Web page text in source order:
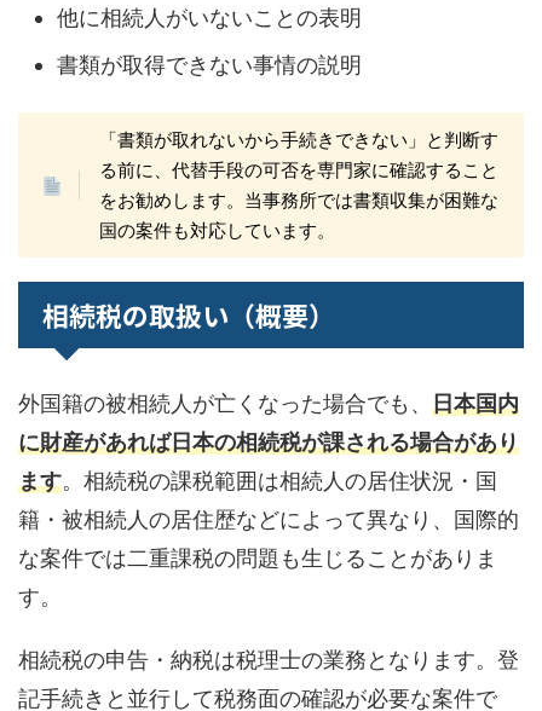
他に相続人がいないことの表明
書類が取得できない事情の説明
「書類が取れないから手続きできない」と判断す
る前に、代替手段の可否を専門家に確認すること
をお勧めします。当事務所では書類収集が困難な
国の案件も対応しています。
相続税の取扱い（概要）
外国籍の被相続人が亡くなった場合でも、 日本国内
に財産があれば日本の相続税が課される場合があり
ます。相続税の課税範囲は相続人の居住状況・国
籍・被相続人の居住歴などによって異なり、国際的
な案件では二重課税の問題も生じることがありま
す。
相続税の申告・納税は税理士の業務となります。登
記手続きと並行して税務面の確認が必要な案件で